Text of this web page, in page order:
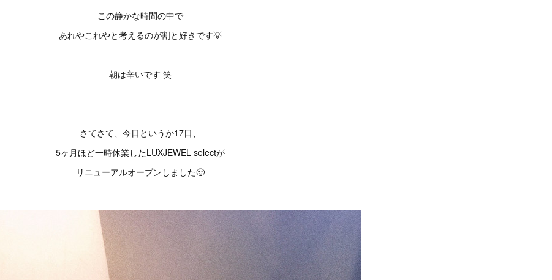
この静かな時間の中で
あれやこれやと考えるのが割と好きです💡
朝は辛いです 笑
さてさて、今日というか17日、
5ヶ月ほど一時休業したLUXJEWEL selectが
リニューアルオープンしました🙂